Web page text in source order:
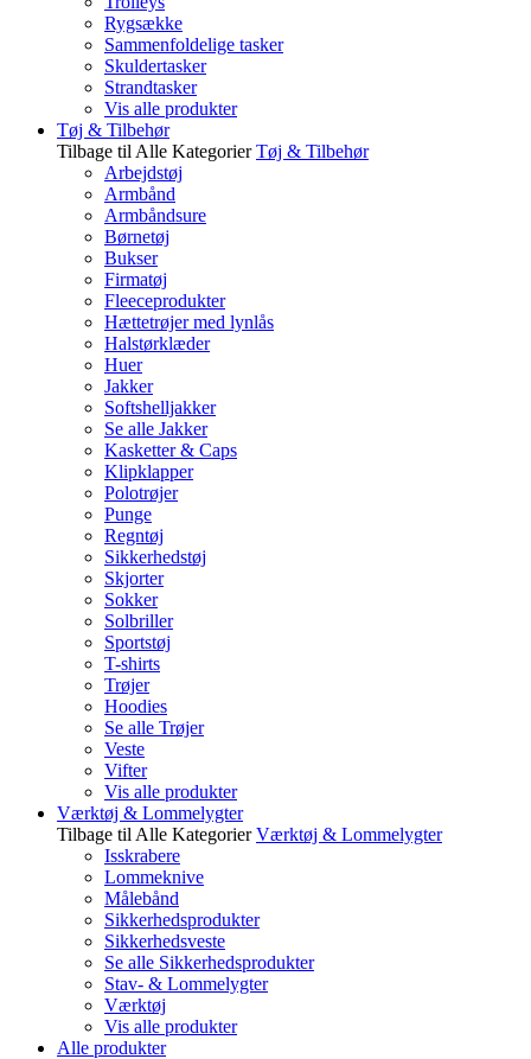
Rygsække
Sammenfoldelige tasker
Skuldertasker
Strandtasker
Vis alle produkter
Tøj & Tilbehør
Tilbage til Alle Kategorier Tøj & Tilbehør
Arbejdstøj
Armbånd
Armbåndsure
Børnetøj
Bukser
Firmatøj
Fleeceprodukter
Hættetrøjer med lynlås
Halstørklæder
Huer
Jakker
Softshelljakker
Se alle Jakker
Kasketter & Caps
Klipklapper
Polotrøjer
Punge
Regntøj
Sikkerhedstøj
Skjorter
Sokker
Solbriller
Sportstøj
T-shirts
Trøjer
Hoodies
Se alle Trøjer
Veste
Vifter
Vis alle produkter
Værktøj & Lommelygter
Tilbage til Alle Kategorier Værktøj & Lommelygter
Isskrabere
Lommeknive
Målebånd
Sikkerhedsprodukter
Sikkerhedsveste
Se alle Sikkerhedsprodukter
Stav- & Lommelygter
Værktøj
Vis alle produkter
Alle produkter